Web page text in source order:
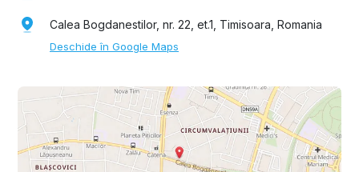
Calea Bogdanestilor, nr. 22, et.1, Timisoara, Romania
Deschide în Google Maps